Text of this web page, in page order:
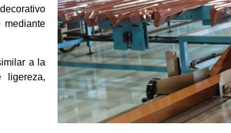
mediante
a la